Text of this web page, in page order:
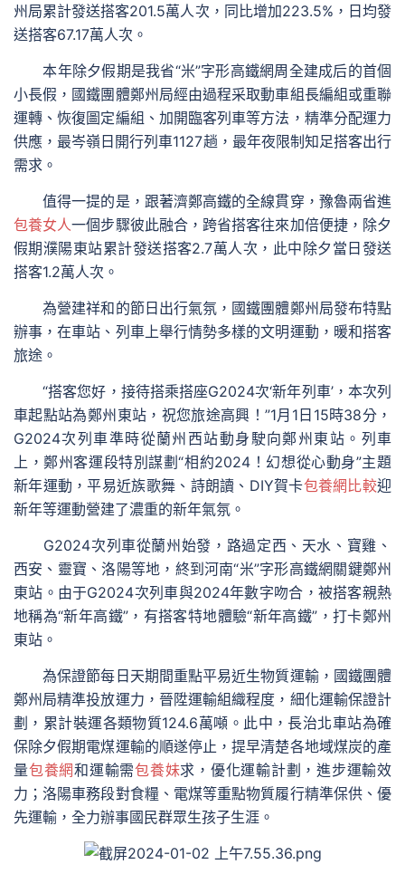
州局累計發送搭客201.5萬人次，同比增加223.5%，日均發
送搭客67.17萬人次。
本年除夕假期是我省“米”字形高鐵網周全建成后的首個
小長假，國鐵團體鄭州局經由過程采取動車組長編組或重聯
運轉、恢復圖定編組、加開臨客列車等方法，精準分配運力
供應，最岑嶺日開行列車1127趟，最年夜限制知足搭客出行
需求。
值得一提的是，跟著濟鄭高鐵的全線貫穿，豫魯兩省進
包養女人一個步驟彼此融合，跨省搭客往來加倍便捷，除夕
假期濮陽東站累計發送搭客2.7萬人次，此中除夕當日發送
搭客1.2萬人次。
為營建祥和的節日出行氣氛，國鐵團體鄭州局發布特點
辦事，在車站、列車上舉行情勢多樣的文明運動，暖和搭客
旅途。
“搭客您好，接待搭乘搭座G2024次‘新年列車’，本次列
車起點站為鄭州東站，祝您旅途高興！”1月1日15時38分，
G2024次列車準時從蘭州西站動身駛向鄭州東站。列車
上，鄭州客運段特別謀劃“相約2024！幻想從心動身”主題
新年運動，平易近族歌舞、詩朗讀、DIY賀卡包養網比較迎
新年等運動營建了濃重的新年氣氛。
G2024次列車從蘭州始發，路過定西、天水、寶雞、
西安、靈寶、洛陽等地，終到河南“米”字形高鐵網關鍵鄭州
東站。由于G2024次列車與2024年數字吻合，被搭客親熱
地稱為“新年高鐵”，有搭客特地體驗“新年高鐵”，打卡鄭州
東站。
為保證節每日天期間重點平易近生物質運輸，國鐵團體
鄭州局精準投放運力，晉陞運輸組織程度，細化運輸保證計
劃，累計裝運各類物質124.6萬噸。此中，長治北車站為確
保除夕假期電煤運輸的順遂停止，提早清楚各地域煤炭的產
量包養網和運輸需包養妹求，優化運輸計劃，進步運輸效
力；洛陽車務段對食糧、電煤等重點物質履行精準保供、優
先運輸，全力辦事國民群眾生孩子生涯。